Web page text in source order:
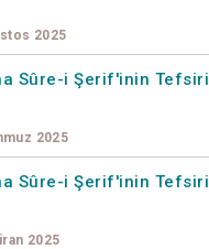
2025
Sûre-i Şerif'inin Tefsiri
2025
Sûre-i Şerif'inin Tefsiri
2025